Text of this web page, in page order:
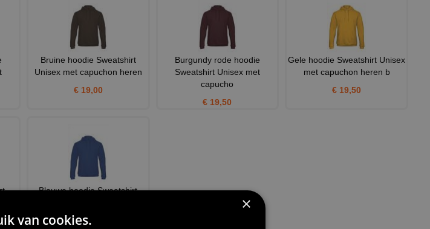
Bruine hoodie Sweatshirt
Unisex met capuchon heren
€ 19,00
Burgundy rode hoodie
Sweatshirt Unisex met
capucho
€ 19,50
Gele hoodie Sweatshirt Unisex
met capuchon heren b
€ 19,50
Blauwe hoodie Sweatshirt
€ 19,50
×
van cookies.